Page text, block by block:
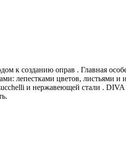
к созданию оправ . Главная
лепестками цветов, листьями и
и нержавеющей стали . DIVA